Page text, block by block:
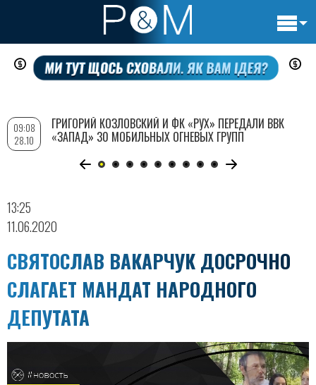
Перейти
содержанию
13:25
11.06.2020
СВЯТОСЛАВ ВАКАРЧУК ДОСРОЧНО
СЛАГАЕТ МАНДАТ НАРОДНОГО
ДЕПУТАТА
09:08
28.10
ГРИГОРИЙ КОЗЛОВСКИЙ И ФК «РУХ» ПЕРЕДАЛИ ВВК
«ЗАПАД» 30 МОБИЛЬНЫХ ОГНЕВЫХ ГРУПП